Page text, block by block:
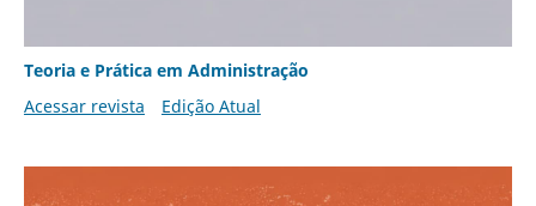
Teoria e Prática em Administração
Acessar revista
Edição Atual